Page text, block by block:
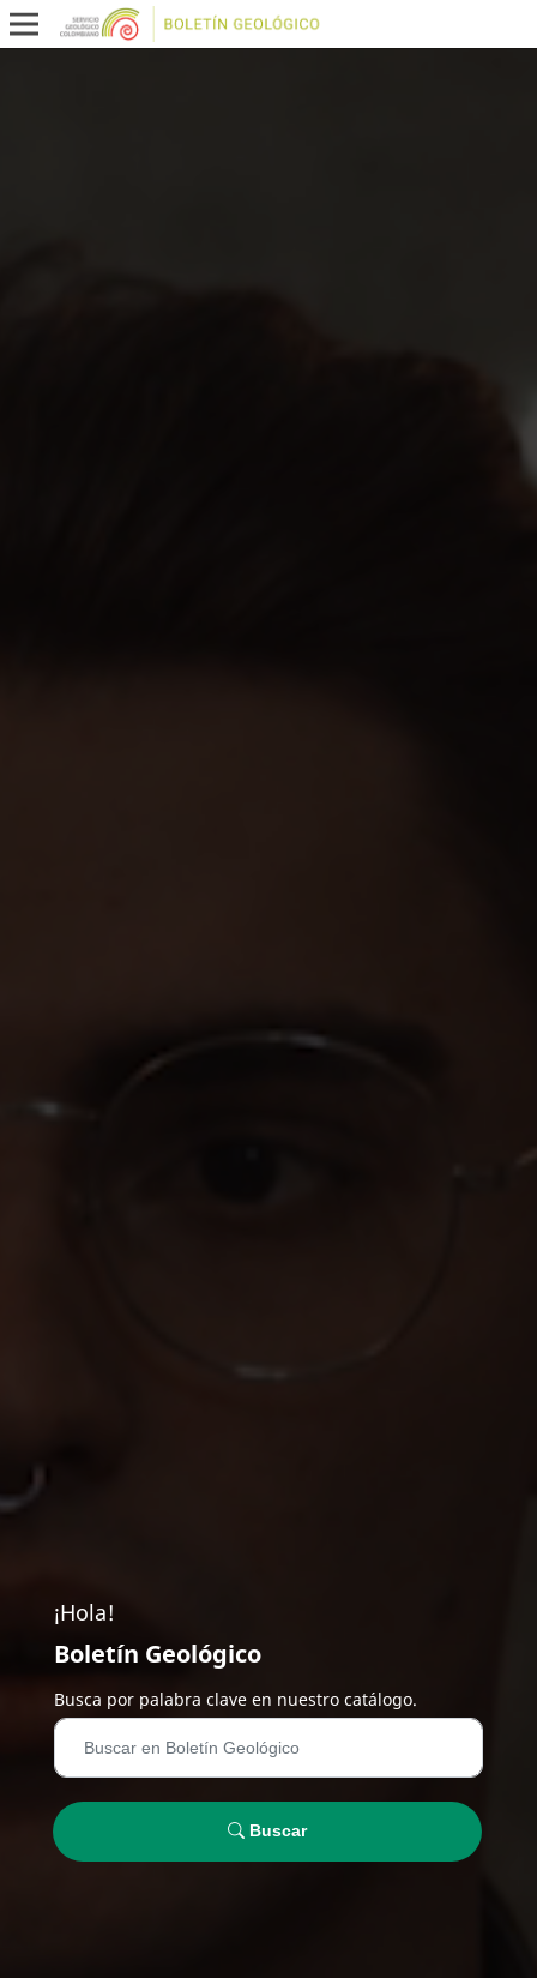
¡Hola!
Boletín Geológico
Busca por palabra clave en nuestro catálogo.
Buscar